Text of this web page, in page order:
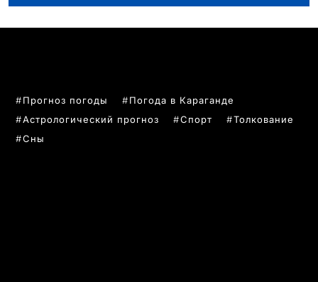
Прогноз погоды
Погода в Караганде
Астрологический прогноз
Спорт
Толкование
Сны